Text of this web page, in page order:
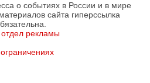
о событиях в России и в мире
сайта гиперссылка
отдел рекламы